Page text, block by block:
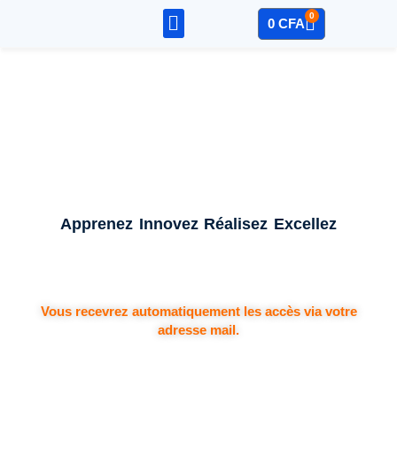
0 CFA
0
Apprenez Innovez Réalisez Excellez
Vous recevrez automatiquement les accès via votre
adresse mail.